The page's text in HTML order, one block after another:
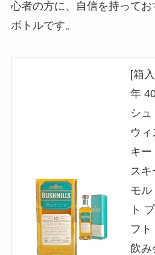
心者の方に、自信を持って
ボトルです。
[箱
年
シュ
ウィ
キー
ス
モル
ト
フ
飲み